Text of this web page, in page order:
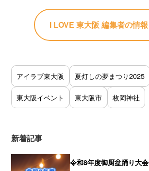
I LOVE 東大阪 編集者の情報
アイラブ東大阪 夏灯しの夢まつり2025
東大阪イベント 東大阪市 枚岡神社
新着記事
令和8年度御厨盆踊り大会